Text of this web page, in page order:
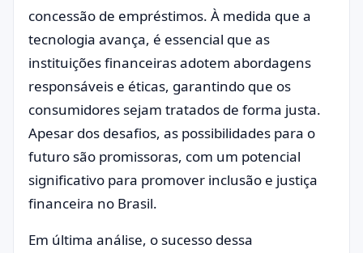
concessão de empréstimos. À medida que a
tecnologia avança, é essencial que as
instituições financeiras adotem abordagens
responsáveis e éticas, garantindo que os
consumidores sejam tratados de forma justa.
Apesar dos desafios, as possibilidades para o
futuro são promissoras, com um potencial
significativo para promover inclusão e justiça
financeira no Brasil.
Em última análise, o sucesso dessa